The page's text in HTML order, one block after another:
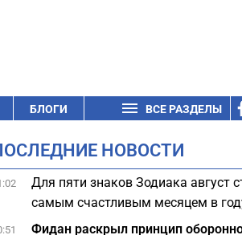
БЛОГИ ВСЕ РАЗДЕЛЫ
НОВОСТИ
Для пяти знаков Зодиака август
самым счастливым месяцем в
Фидан раскрыл принцип